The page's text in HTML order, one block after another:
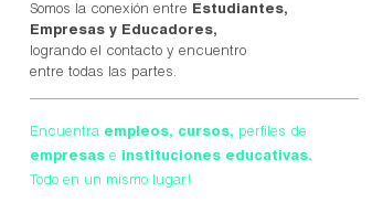
Somos la conexión entre Estudiantes,
Empresas y Educadores,
logrando el contacto y encuentro
entre todas las partes.
Encuentra empleos, cursos, perfiles de
empresas e instituciones educativas.
Todo en un mismo lugar!